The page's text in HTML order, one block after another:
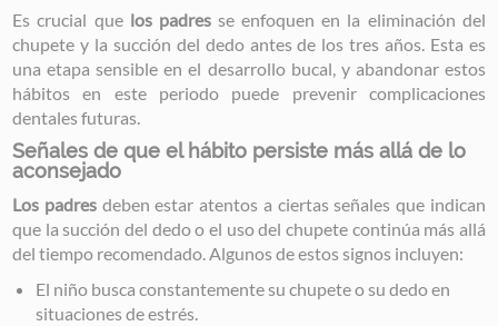
Es crucial quelos padresse enfoquen en la eliminación del
chupete y la succión del dedo antes de los tres años. Esta es
una etapa sensible en el desarrollo bucal, y abandonar estos
hábitos en este periodo puede prevenir complicaciones
dentales futuras.
Señales de que el hábito persiste más allá de lo
aconsejado
Los padresdeben estar atentos a ciertas señales que indican
que la succión del dedo o el uso del chupete continúa más allá
del tiempo recomendado. Algunos de estos signos incluyen:
El niño busca constantemente su chupete o su dedo en
situaciones de estrés.